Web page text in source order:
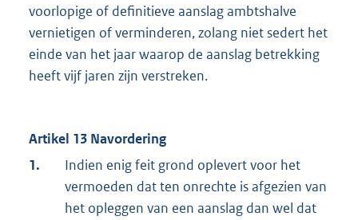
voorlopige of definitieve aanslag ambtshalve
vernietigen of verminderen, zolang niet sedert het
einde van het jaar waarop de aanslag betrekking
heeft vijf jaren zijn verstreken.
Artikel 13 Navordering
1.
Indien enig feit grond oplevert voor het
vermoeden dat ten onrechte is afgezien van
het opleggen van een aanslag dan wel dat